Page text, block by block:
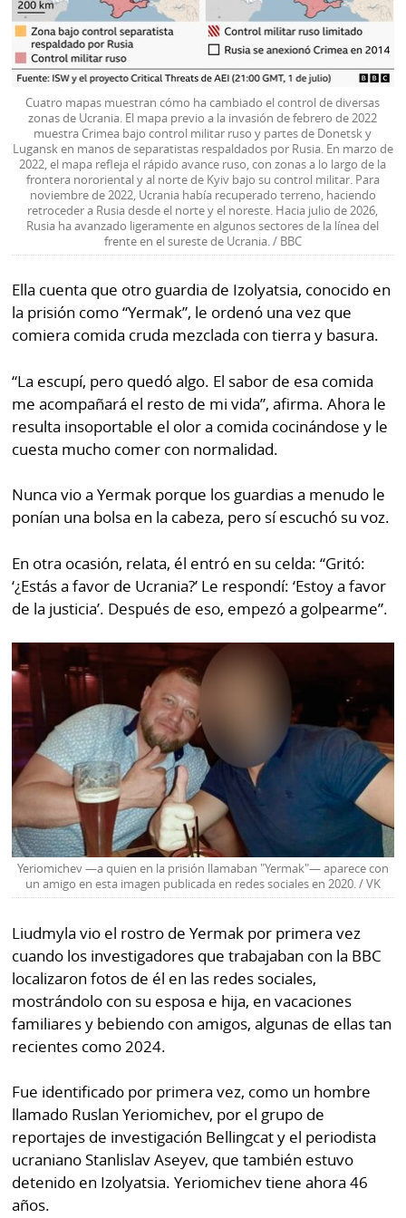
Cuatro mapas muestran cómo ha cambiado el control de diversas
zonas de Ucrania. El mapa previo a la invasión de febrero de 2022
muestra Crimea bajo control militar ruso y partes de Donetsk y
Lugansk en manos de separatistas respaldados por Rusia. En marzo de
2022, el mapa refleja el rápido avance ruso, con zonas a lo largo de la
frontera nororiental y al norte de Kyiv bajo su control militar. Para
noviembre de 2022, Ucrania había recuperado terreno, haciendo
retroceder a Rusia desde el norte y el noreste. Hacia julio de 2026,
Rusia ha avanzado ligeramente en algunos sectores de la línea del
frente en el sureste de Ucrania. / BBC
Ella cuenta que otro guardia de Izolyatsia, conocido en
la prisión como “Yermak”, le ordenó una vez que
comiera comida cruda mezclada con tierra y basura.
“La escupí, pero quedó algo. El sabor de esa comida
me acompañará el resto de mi vida”, afirma. Ahora le
resulta insoportable el olor a comida cocinándose y le
cuesta mucho comer con normalidad.
Nunca vio a Yermak porque los guardias a menudo le
ponían una bolsa en la cabeza, pero sí escuchó su voz.
En otra ocasión, relata, él entró en su celda: “Gritó:
‘¿Estás a favor de Ucrania?’ Le respondí: ‘Estoy a favor
de la justicia’. Después de eso, empezó a golpearme”.
Yeriomichev —a quien en la prisión llamaban "Yermak"— aparece con
un amigo en esta imagen publicada en redes sociales en 2020. / VK
Liudmyla vio el rostro de Yermak por primera vez
cuando los investigadores que trabajaban con la BBC
localizaron fotos de él en las redes sociales,
mostrándolo con su esposa e hija, en vacaciones
familiares y bebiendo con amigos, algunas de ellas tan
recientes como 2024.
Fue identificado por primera vez, como un hombre
llamado Ruslan Yeriomichev, por el grupo de
reportajes de investigación Bellingcat y el periodista
ucraniano Stanlislav Aseyev, que también estuvo
detenido en Izolyatsia. Yeriomichev tiene ahora 46
años.